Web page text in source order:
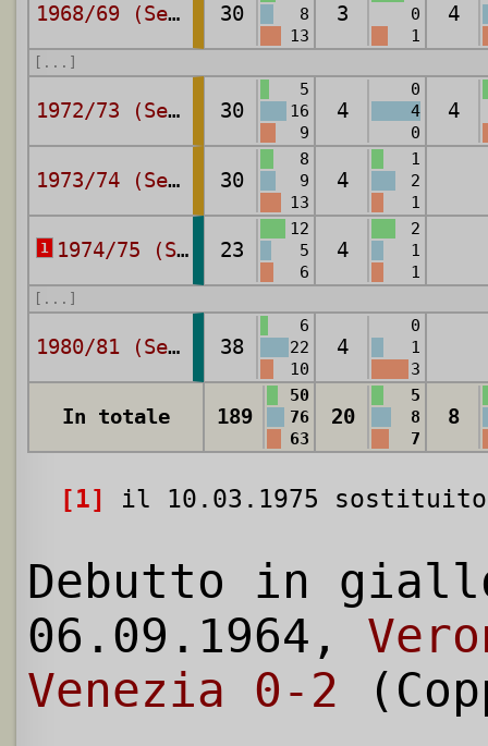
1968/69 (Serie A) 30
8
13
3
0
1
4
[...]
1972/73 (Serie A) 30
5
16
9
4
0
4
0
4
1973/74 (Serie A) 30
8
9
13
4
1
2
1
1 1974/75 (Serie B) 23
12
5
6
4
2
1
1
[...]
1980/81 (Serie B) 38
6
22
10
4
0
1
3
In totale 189
50
76
63
20
5
8
7
8
[1] il 10.03.1975
Debutto in
06.09.1964,
Venezia 0-2